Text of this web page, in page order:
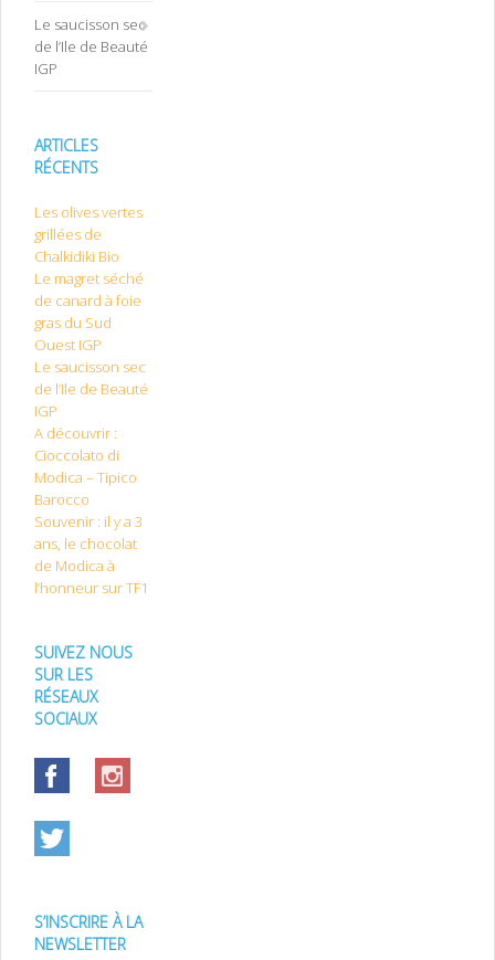
Le saucisson sec
de l’Ile de Beauté
IGP
ARTICLES
RÉCENTS
Les olives vertes
grillées de
Chalkidiki Bio
Le magret séché
de canard à foie
gras du Sud
Ouest IGP
Le saucisson sec
de l’Ile de Beauté
IGP
A découvrir :
Cioccolato di
Modica – Tipico
Barocco
Souvenir : il y a 3
ans, le chocolat
de Modica à
l’honneur sur TF1
SUIVEZ NOUS
SUR LES
RÉSEAUX
SOCIAUX
S’INSCRIRE À LA
NEWSLETTER